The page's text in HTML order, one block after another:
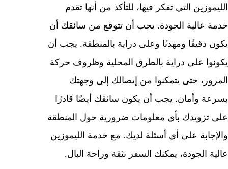
الليموزين التي تفكر فيها، للتأكد من أنها تقدم
خدمة عالية الجودة. يجب أن تتوقع من سائقك أن
يكون دقيقًا ومهذبًا وعلى دراية بالمنطقة. يجب أن
يكونوا على دراية بالطرق المحلية وظروف حركة
المرور، حتى يتمكنوا من إيصالك إلى وجهتك
بسرعة وأمان. يجب أن يكون سائقك أيضًا قادرًا
على تزويدك بأي معلومات ضرورية حول المنطقة
والإجابة على أي أسئلة لديك. مع خدمة الليموزين
عالية الجودة، يمكنك السفر بثقة وراحة البال.